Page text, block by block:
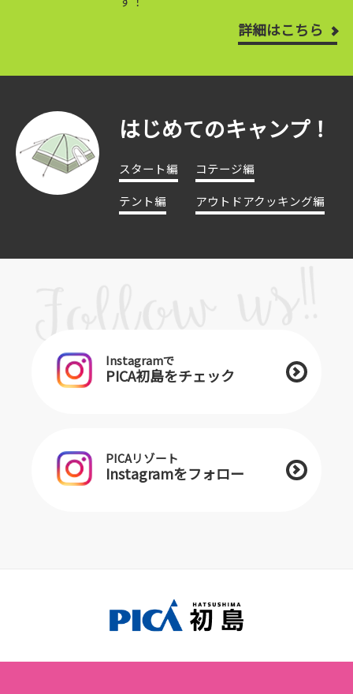
詳細はこちら
はじめてのキャンプ！
スタート編
コテージ編
テント編
アウトドアクッキング編
Instagramで
PICA初島をチェック
PICAリゾート
Instagramをフォロー